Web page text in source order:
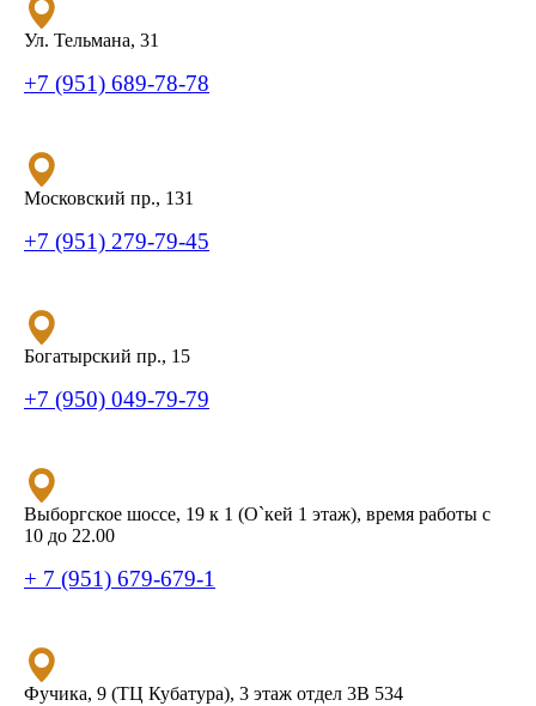
Ул. Тельмана, 31
+7 (951) 689-78-78
Московский пр., 131
+7 (951) 279-79-45
Богатырский пр., 15
+7 (950) 049-79-79
Выборгское шоссе, 19 к 1 (О`кей 1 этаж), время работы с
10 до 22.00
+ 7 (951) 679-679-1
Фучика, 9 (ТЦ Кубатура), 3 этаж отдел 3В 534